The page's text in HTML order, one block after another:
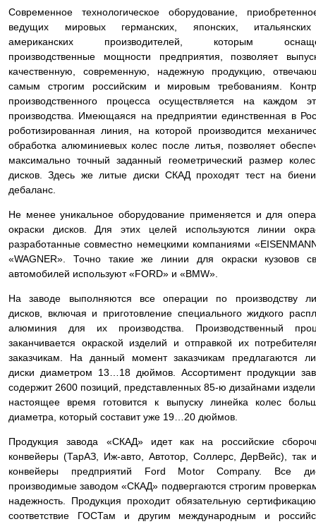
Современное технологическое оборудование,
ведущих мировых германских, японских,
американских производителей, которым
производственные мощности предприятия, позволяет
качественную, современную, надежную продукцию,
самым строгим российским и мировым требованиям.
производственного процесса осуществляется на каждом
производства. Имеющаяся на предприятии единственная в
роботизированная линия, на которой производится
обработка алюминиевых колес после литья, позволяет
максимально точный заданный геометрический размер
дисков. Здесь же литые диски СКАД проходят тест на
дебаланс.
Не менее уникальное оборудование применяется и для
окраски дисков. Для этих целей используются линии
разработанные совместно немецкими компаниями
«WAGNER». Точно такие же линии для окраски кузовов
автомобилей используют «FORD» и «BMW».
На заводе выполняются все операции по производству
дисков, включая и приготовление специального жидкого
алюминия для их производства. Производственный
заканчивается окраской изделий и отправкой их
заказчикам. На данный момент заказчикам предлагаются
диски диаметром 13…18 дюймов. Ассортимент продукции
содержит 2600 позиций, представленных 85-ю дизайнами
настоящее время готовится к выпуску линейка колес
диаметра, который составит уже 19…20 дюймов.
Продукция завода «СКАД» идет как на российские
конвейеры (ТарАЗ, Иж-авто, Автотор, Соллерс, ДерВейс), так
конвейеры предприятий Ford Motor Company. Все
производимые заводом «СКАД» подвергаются строгим
надежность. Продукция проходит обязательную
соответствие ГОСТам и другим международным и